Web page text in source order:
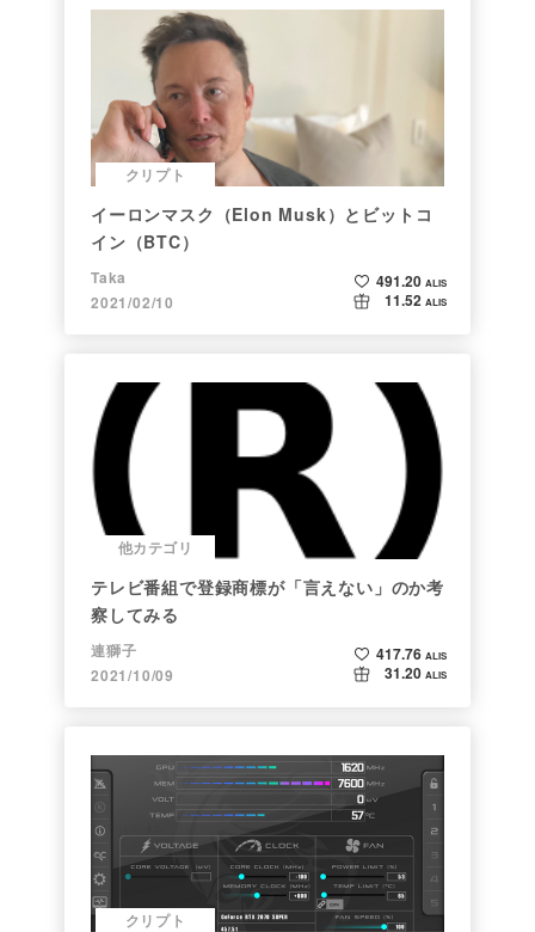
クリプト
イーロンマスク（Elon Musk）とビットコ
イン（BTC）
Taka
2021/02/10
491.20 ALIS
11.52 ALIS
他カテゴリ
テレビ番組で登録商標が「言えない」のか考
察してみる
連獅子
2021/10/09
417.76 ALIS
31.20 ALIS
クリプト